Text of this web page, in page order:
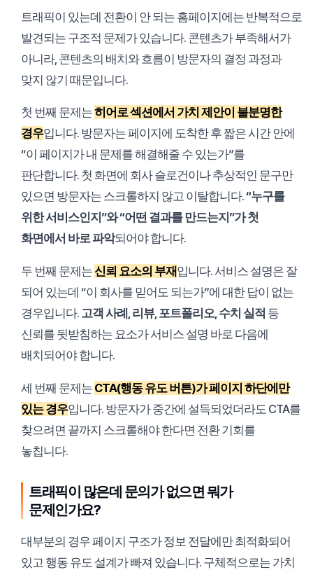
트래픽이 있는데 전환이 안 되는 홈페이지에는 반복적으로
발견되는 구조적 문제가 있습니다. 콘텐츠가 부족해서가
아니라, 콘텐츠의 배치와 흐름이 방문자의 결정 과정과
맞지 않기 때문입니다.
첫 번째 문제는히어로 섹션에서 가치 제안이 불분명한
경우입니다. 방문자는 페이지에 도착한 후 짧은 시간 안에
“이 페이지가 내 문제를 해결해줄 수 있는가”를
판단합니다. 첫 화면에 회사 슬로건이나 추상적인 문구만
있으면 방문자는 스크롤하지 않고 이탈합니다.“누구를
위한 서비스인지”와 “어떤 결과를 만드는지”가 첫
화면에서 바로 파악되어야 합니다.
두 번째 문제는신뢰 요소의 부재입니다. 서비스 설명은 잘
되어 있는데 “이 회사를 믿어도 되는가”에 대한 답이 없는
경우입니다. 고객 사례, 리뷰, 포트폴리오, 수치 실적 등
신뢰를 뒷받침하는 요소가 서비스 설명 바로 다음에
배치되어야 합니다.
세 번째 문제는 CTA(행동 유도 버튼)가 페이지 하단에만
있는 경우입니다. 방문자가 중간에 설득되었더라도 CTA를
찾으려면 끝까지 스크롤해야 한다면 전환 기회를
놓칩니다.
트래픽이 많은데 문의가 없으면 뭐가
문제인가요?
대부분의 경우 페이지 구조가 정보 전달에만 최적화되어
있고 행동 유도 설계가 빠져 있습니다. 구체적으로는 가치